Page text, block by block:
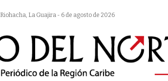
Riohacha, La Guajira - 6 de agosto de 2026